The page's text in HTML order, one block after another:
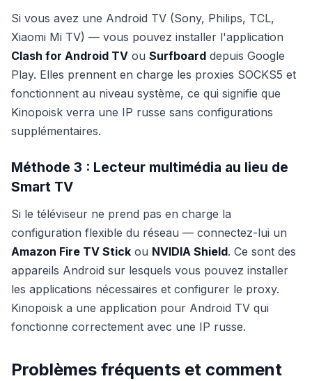
Si vous avez une Android TV (Sony, Philips, TCL,
Xiaomi Mi TV) — vous pouvez installer l'application
Clash for Android TV ou Surfboard depuis Google
Play. Elles prennent en charge les proxies SOCKS5 et
fonctionnent au niveau système, ce qui signifie que
Kinopoisk verra une IP russe sans configurations
supplémentaires.
Méthode 3 : Lecteur multimédia au lieu de
Smart TV
Si le téléviseur ne prend pas en charge la
configuration flexible du réseau — connectez-lui un
Amazon Fire TV Stick ou NVIDIA Shield. Ce sont des
appareils Android sur lesquels vous pouvez installer
les applications nécessaires et configurer le proxy.
Kinopoisk a une application pour Android TV qui
fonctionne correctement avec une IP russe.
Problèmes fréquents et comment